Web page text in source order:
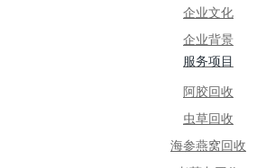
企业文化
企业背景
服务项目
阿胶回收
虫草回收
海参燕窝回收